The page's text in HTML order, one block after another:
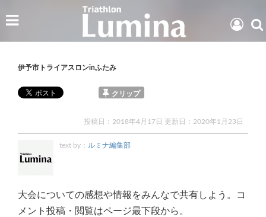
伊予市トライアスロンinふたみ
クリップ
投稿日：2018年4月17日 更新日： 2020年1月23日
text by： ルミナ編集部
大会についての感想や情報をみんなで共有しよう。コ
メント投稿・閲覧はページ最下段から。